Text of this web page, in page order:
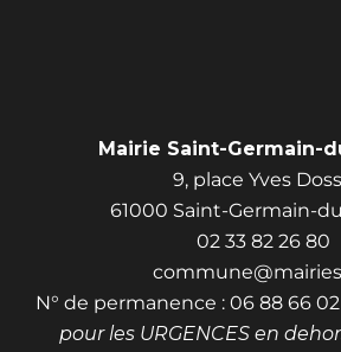
Mairie Saint-Germain-
9, place Yves
61000 Saint-Germain-
02 33 82 26 80
N° de permanence : 06 88 66 02
pour les URGENCES en